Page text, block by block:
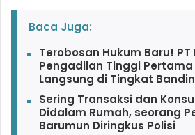
Baca Juga:
Terobosan Hukum Baru!
Pengadilan Tinggi Pertama
Langsung di Tingkat
Sering Transaksi dan
Didalam Rumah, seorang
Barumun Diringkus Polisi